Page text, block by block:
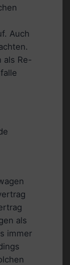
Auch
als Re-
als
immer